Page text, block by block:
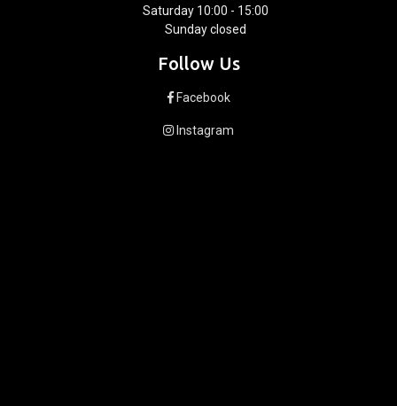
Saturday 10:00 - 15:00
Sunday closed
Follow Us
Facebook
Instagram